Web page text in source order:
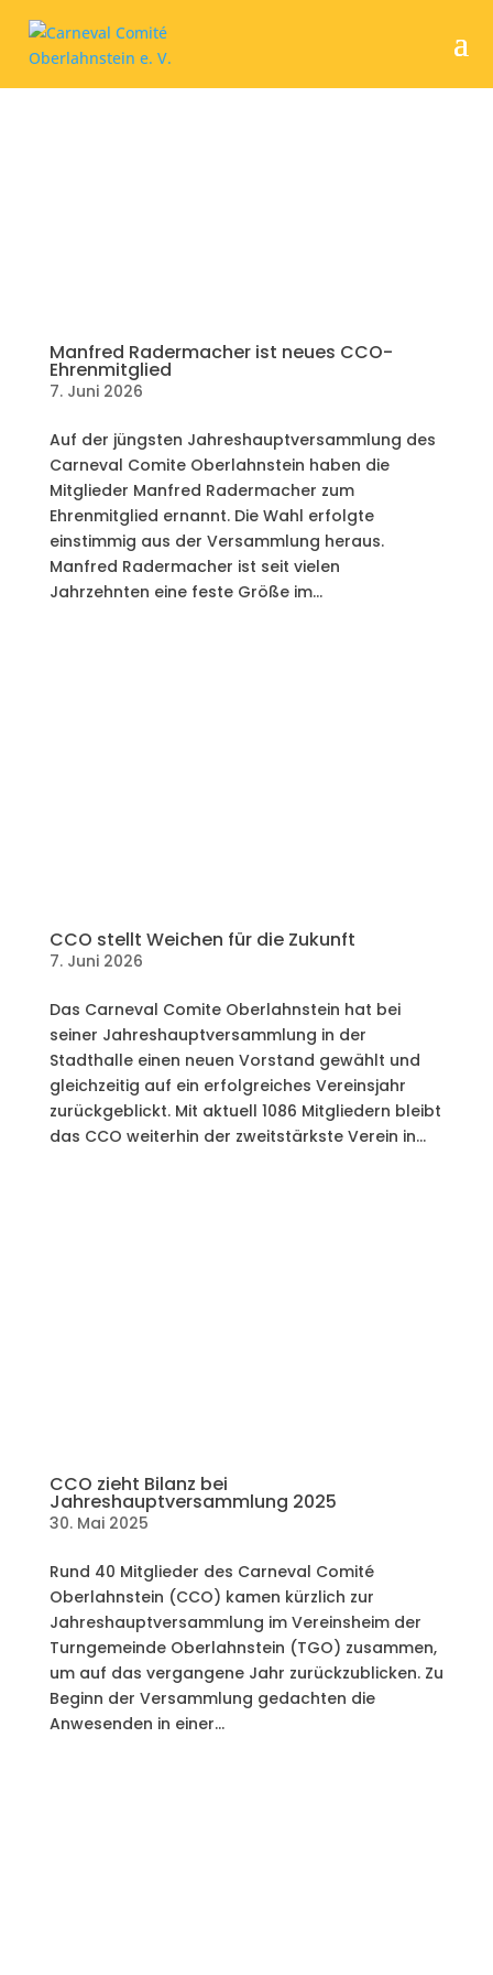
Manfred Radermacher ist neues CCO-
Ehrenmitglied
7. Juni 2026
Auf der jüngsten Jahreshauptversammlung des
Carneval Comite Oberlahnstein haben die
Mitglieder Manfred Radermacher zum
Ehrenmitglied ernannt. Die Wahl erfolgte
einstimmig aus der Versammlung heraus.
Manfred Radermacher ist seit vielen
Jahrzehnten eine feste Größe im...
CCO stellt Weichen für die Zukunft
7. Juni 2026
Das Carneval Comite Oberlahnstein hat bei
seiner Jahreshauptversammlung in der
Stadthalle einen neuen Vorstand gewählt und
gleichzeitig auf ein erfolgreiches Vereinsjahr
zurückgeblickt. Mit aktuell 1086 Mitgliedern bleibt
das CCO weiterhin der zweitstärkste Verein in...
CCO zieht Bilanz bei
Jahreshauptversammlung 2025
30. Mai 2025
Rund 40 Mitglieder des Carneval Comité
Oberlahnstein (CCO) kamen kürzlich zur
Jahreshauptversammlung im Vereinsheim der
Turngemeinde Oberlahnstein (TGO) zusammen,
um auf das vergangene Jahr zurückzublicken. Zu
Beginn der Versammlung gedachten die
Anwesenden in einer...